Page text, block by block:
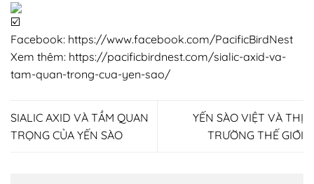
Facebook: https://www.facebook.com/PacificBirdNest
Xem thêm: https://pacificbirdnest.com/sialic-axid-va-
tam-quan-trong-cua-yen-sao/
SIALIC AXID VÀ TẦM QUAN
TRỌNG CỦA YẾN SÀO
YẾN SÀO VIỆT VÀ THỊ
TRƯỜNG THẾ GIỚI